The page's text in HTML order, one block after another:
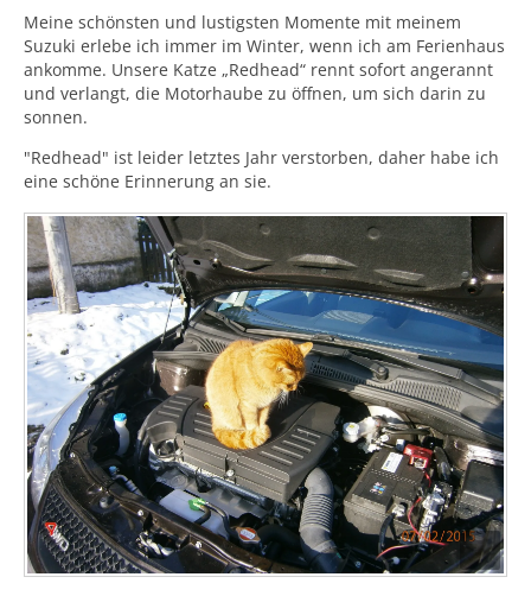
Meine schönsten und lustigsten Momente mit meinem
Suzuki erlebe ich immer im Winter, wenn ich am Ferienhaus
ankomme. Unsere Katze „Redhead“ rennt sofort angerannt
und verlangt, die Motorhaube zu öffnen, um sich darin zu
sonnen.
"Redhead" ist leider letztes Jahr verstorben, daher habe ich
eine schöne Erinnerung an sie.